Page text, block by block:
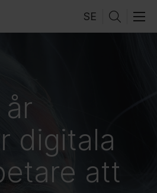
SE
digitala
att